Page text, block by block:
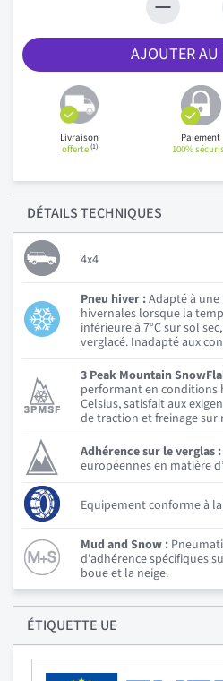
AJOUTER AU
Livraison
offerte(1)
Paiement
100%
DÉTAILSTECHNIQUES
4x4
Pneu hiver :Adapté à
hivernales lorsque la
inférieure à 7°C sur sol
verglacé. Inadapté aux
3 Peak Mountain
performant en conditions
Celsius, satisfait aux
de traction et freinage sur
Adhérence sur le verglas :
européennes en matière
Equipement conforme à
Mud and Snow :
d'adhérence spécifiques
boue et la neige.
ÉTIQUETTE UE